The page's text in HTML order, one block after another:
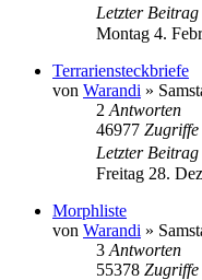
Letzter Beitrag
Montag 4.
Terrariensteckbriefe
von Warandi »
2 Antworten
46977 Zugriffe
Letzter Beitrag
Freitag 28.
Morphliste
von Warandi »
3 Antworten
55378 Zugriffe